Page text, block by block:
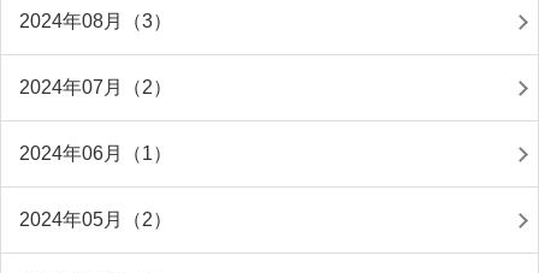
2024年08月（3）
2024年07月（2）
2024年06月（1）
2024年05月（2）